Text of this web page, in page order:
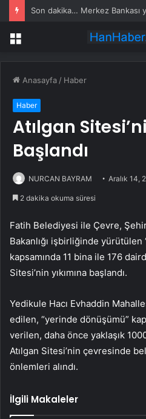
Menü
Anasayfa / Haber
Haber
Atılgan
Başlandı
NURCAN BAYRAM Aralık 14,
2 dakika okuma süresi
Fatih Belediyesi ile Çevre,
Bakanlığı işbirliğinde
kapsamında 11 bina ile 176
Sitesi’nin yıkımına başlandı.
Yedikule Hacı Evhaddin
edilen, “yerinde dönüşümü”
verilen, daha önce yaklaşık
Atılgan Sitesi’nin çevresinde
önlemleri alındı.
İlgili Makaleler